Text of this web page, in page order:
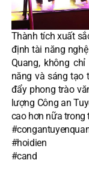
Thành tích xuất
định tài năng
Quang, không
năng và sáng tạo
đẩy phong trào
lượng Công an
cao hơn nữa trong
#hoidien
#cand